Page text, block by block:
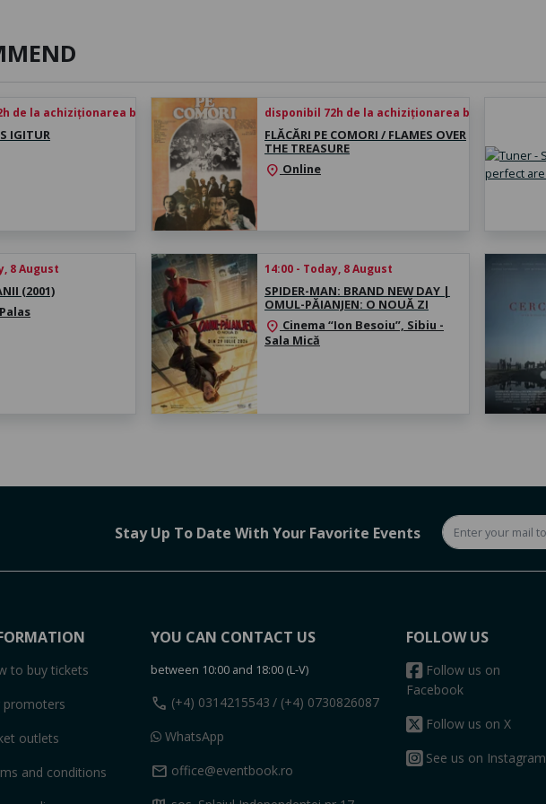
de la achiziționarea biletului
IGITUR
disponibil 72h de la achiziționarea biletului
FLĂCĂRI PE COMORI / FLAMES OVER
THE TREASURE
location_on Online
8 August
(2001)
14:00 - Today, 8 August
SPIDER-MAN: BRAND NEW DAY |
OMUL-PĂIANJEN: O NOUĂ ZI
location_on Cinema “Ion Besoiu”, Sibiu -
Sala Mică
Stay Up To Date With Your Favorite Events
to buy tickets
promoters
outlets
and conditions
YOU CAN CONTACT US
between 10:00 and 18:00 (L-V)
call (+4) 0314215543 / (+4) 0730826087
WhatsApp
mail office@eventbook.ro
FOLLOW US
Follow us on
Facebook
Follow us on X
See us on Instagram